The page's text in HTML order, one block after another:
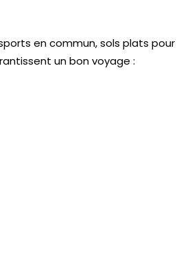
en commun, sols plats pour
un bon voyage :